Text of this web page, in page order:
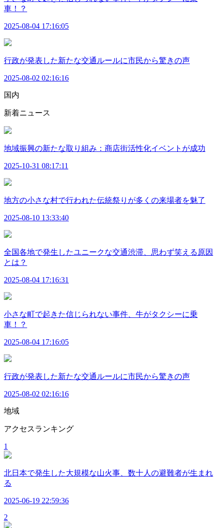
車！？
2025-08-04 17:16:05
行政が発表した新たな交通ルールに市民から驚きの声
2025-08-02 02:16:16
国内
新着ニュース
地域振興の新たな取り組み：商店街活性化イベントが成功
2025-10-31 08:17:11
地方の小さな村で行われた伝統祭りが多くの来場者を魅了
2025-08-10 13:33:40
全国各地で発生したユニークな交通渋滞、思わず笑える原因
とは？
2025-08-04 17:16:31
小さな町で起きた信じられない事件、牛がタクシーに乗
車！？
2025-08-04 17:16:05
行政が発表した新たな交通ルールに市民から驚きの声
2025-08-02 02:16:16
地域
アクセスランキング
1
北日本で発生した大規模な山火事、数十人の避難者が生まれ
る
2025-06-19 22:59:36
2